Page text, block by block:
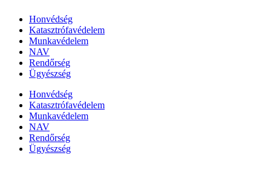
Honvédség
Katasztrófavédelem
Munkavédelem
NAV
Rendőrség
Ügyészség
Honvédség
Katasztrófavédelem
Munkavédelem
NAV
Rendőrség
Ügyészség